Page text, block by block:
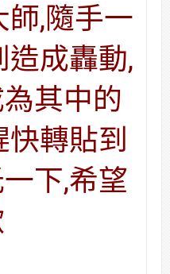
師,隨手一
造成轟動,
其中的
轉貼到
下,希望